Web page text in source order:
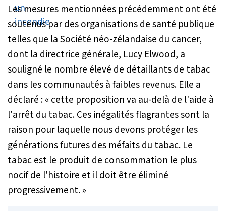
Les mesures mentionnées précédemment ont été
soutenus par des organisations de santé publique
telles que la Société néo-zélandaise du cancer,
dont la directrice générale, Lucy Elwood, a
souligné le nombre élevé de détaillants de tabac
dans les communautés à faibles revenus. Elle a
déclaré :« cette proposition va au-delà de l'aide à
l'arrêt du tabac. Ces inégalités flagrantes sont la
raison pour laquelle nous devons protéger les
générations futures des méfaits du tabac. Le
tabac est le produit de consommation le plus
nocif de l'histoire et il doit être éliminé
progressivement. »